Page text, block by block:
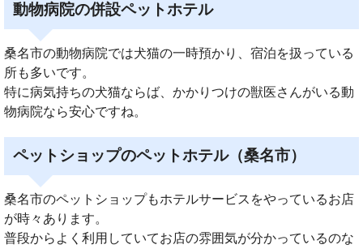
動物病院の併設ペットホテル
桑名市の動物病院では犬猫の一時預かり、宿泊を扱っている
所も多いです。
特に病気持ちの犬猫ならば、かかりつけの獣医さんがいる動
物病院なら安心ですね。
ペットショップのペットホテル（桑名市）
桑名市のペットショップもホテルサービスをやっているお店
が時々あります。
普段からよく利用していてお店の雰囲気が分かっているのな